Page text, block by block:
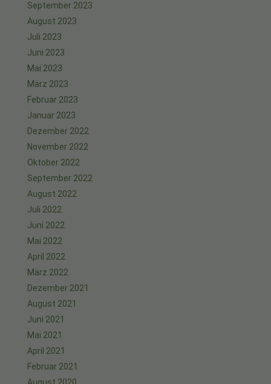
September 2023
August 2023
Juli 2023
Juni 2023
Mai 2023
März 2023
Februar 2023
Januar 2023
Dezember 2022
November 2022
Oktober 2022
September 2022
August 2022
Juli 2022
Juni 2022
Mai 2022
April 2022
März 2022
Dezember 2021
August 2021
Juni 2021
Mai 2021
April 2021
Februar 2021